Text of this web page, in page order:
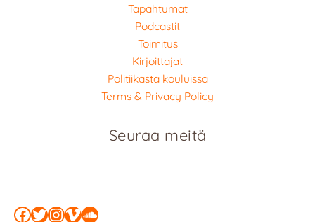
Tapahtumat
Podcastit
Toimitus
Kirjoittajat
Politiikasta kouluissa
Terms & Privacy Policy
Seuraa meitä
Facebook
Twitter
Instagram
Vimeo
SoundCloud